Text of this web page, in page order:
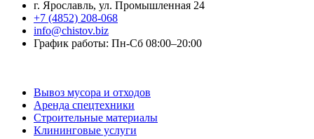
г. Ярославль, ул. Промышленная 24
+7 (4852) 208-068
info@chistov.biz
График работы: Пн-Сб 08:00–20:00
Вывоз мусора и отходов
Аренда спецтехники
Строительные материалы
Клининговые услуги